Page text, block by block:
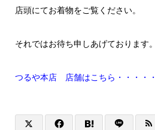
店頭にてお着物をご覧ください。
それではお待ち申しあげております。
つるや本店 店舗はこちら・・・・・